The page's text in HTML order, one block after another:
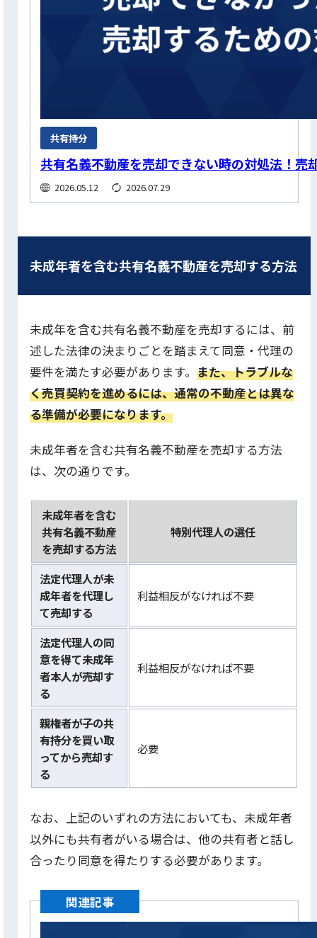
共有持分
共有名義不動産を売却できない時の対処法！
2026.05.12 2026.07.29
未成年者を含む共有名義不動産を売却する方法
未成年を含む共有名義不動産を売却するには、前
述した法律の決まりごとを踏まえて同意・代理の
要件を満たす必要があります。 また、トラブルな
く売買契約を進めるには、通常の不動産とは異な
る準備が必要になります。
未成年者を含む共有名義不動産を売却する方法
は、次の通りです。
未成年者を含む
共有名義不動産
を売却する方法
特別代理人の選任
法定代理人が未
成年者を代理し
て売却する
利益相反がなければ不要
法定代理人の同
意を得て未成年
者本人が売却す
る
利益相反がなければ不要
親権者が子の共
有持分を買い取
ってから売却す
る
必要
なお、上記のいずれの方法においても、未成年者
以外にも共有者がいる場合は、他の共有者と話し
合ったり同意を得たりする必要があります。
関連記事